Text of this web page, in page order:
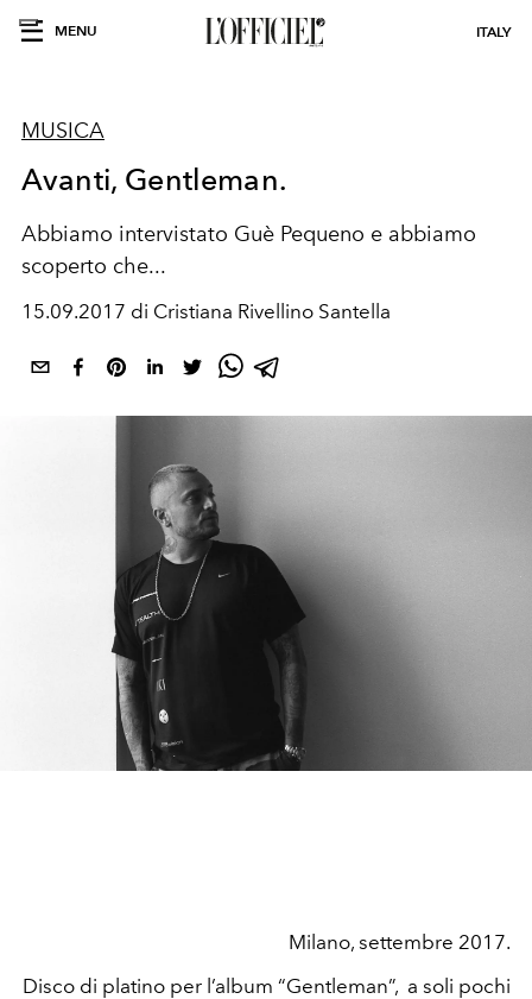
MENU ITALY
MUSICA
Avanti, Gentleman.
Abbiamo intervistato Guè Pequeno e abbiamo
scoperto che...
15.09.2017 di Cristiana Rivellino Santella
Milano, settembre 2017.
Disco di platino per l’album “Gentleman”, a soli pochi